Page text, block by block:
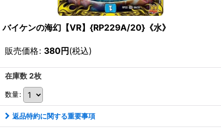
バイケンの海幻【VR】{RP229A/20}《水》
販売価格: 380円(税込)
在庫数 2枚
数量:
返品特約に関する重要事項